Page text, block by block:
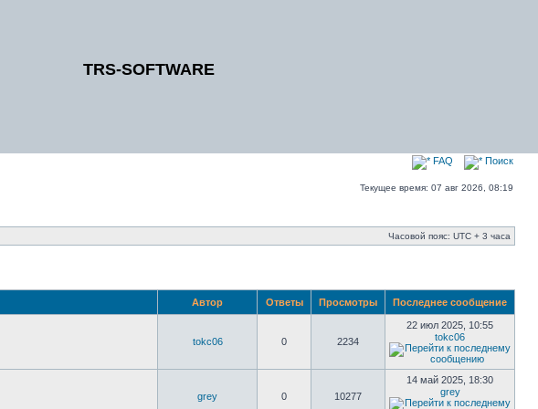
TRS-SOFTWARE
FAQ Поиск
Текущее время: 07 авг 2026, 08:19
Часовой пояс: UTC + 3 часа
Автор Ответы Просмотры Последнее сообщение
tokc06 0 2234
22 июл 2025, 10:55
tokc06
grey 0 10277
14 май 2025, 18:30
grey